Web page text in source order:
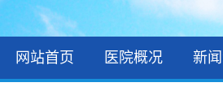
网站首页 医院概况 新
2026年住院医师规范化培训